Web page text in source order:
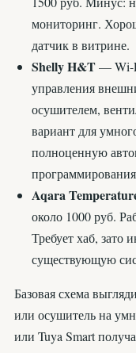
мониторинг.
датчик в витрине.
Shelly H&T— Wi-
управления
осушителем,
вариант для
полноценную
Aqara
около 1000 руб.
Требует хаб, зато
существующую
Базовая схема
или осушитель на
или Tuya Smart